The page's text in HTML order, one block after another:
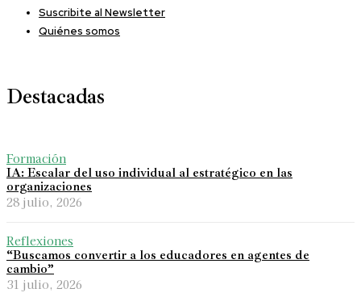
Suscribite al Newsletter
Quiénes somos
Destacadas
Formación
IA: Escalar del uso individual al estratégico en las
organizaciones
28 julio, 2026
Reflexiones
“Buscamos convertir a los educadores en agentes de
cambio”
31 julio, 2026